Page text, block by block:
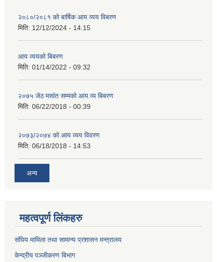
२०८०/२०८१ को बार्षिक आय व्यय विबरण
मिति: 12/12/2024 - 14:15
आय व्ययको बिबरण
मिति: 01/14/2022 - 09:32
२०७५ जेठ मसांत सम्मको आय.व्य बिबरण
मिति: 06/22/2018 - 00:39
२०७३/२०७४ को आय व्यय विवरण
मिति: 06/18/2018 - 14:53
अन्य
महत्वपूर्ण लिंकहरु
संघिय मामिला तथा सामान्य प्रशासन मन्त्रालय
केन्द्रीय पञ्जीकरण बिभाग